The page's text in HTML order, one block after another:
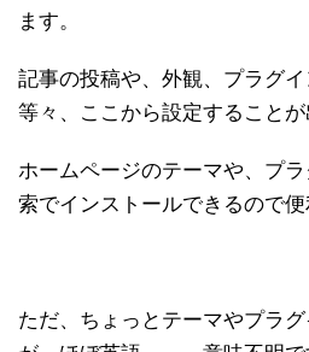
ます。
記事の投稿や、外観、プラグ
等々、ここから設定することが
ホームページのテーマや、プ
索でインストールできるので便
ただ、ちょっとテーマやプラ